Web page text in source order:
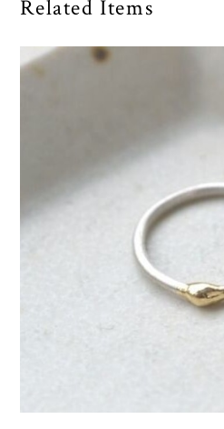
Related Items